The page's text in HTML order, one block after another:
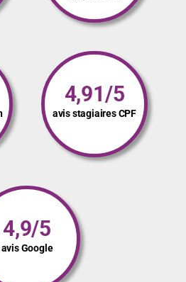
chiffres :
110500
heures de formations
dispensées
4,91/5
avis stagiaires CPF